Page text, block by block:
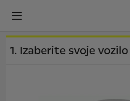
1. Izaberite svoje vozilo